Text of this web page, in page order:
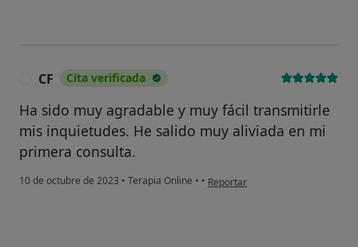
CF Cita verificada
Ha sido muy agradable y muy fácil transmitirle
mis inquietudes. He salido muy aliviada en mi
primera consulta.
10 de octubre de 2023 • Terapia Online • • en opinión del usuario CF
Reportar